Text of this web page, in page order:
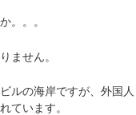
。。。
ません。
ルの海岸ですが、外国
ています。